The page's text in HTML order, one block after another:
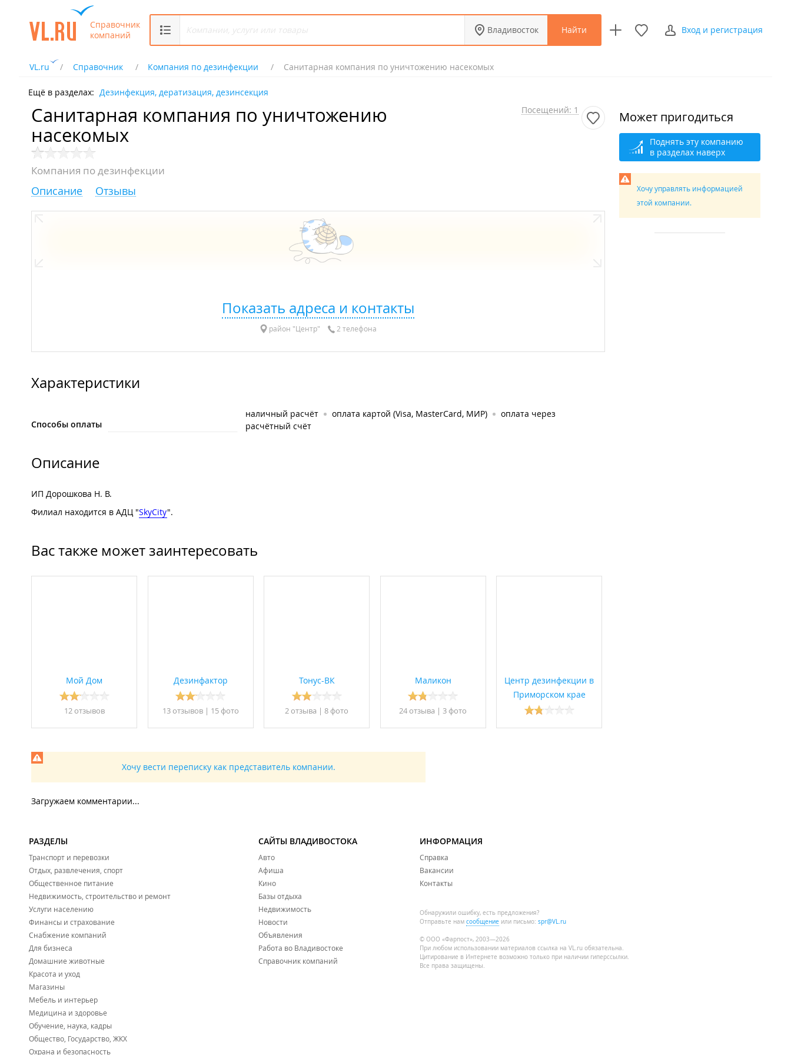
Справочник
компаний
Владивосток Найти Вход и регистрация
VL.ru Справочник Компания по дезинфекции Санитарная компания по уничтожению насекомых
Ещё в разделах: Дезинфекция, дератизация, дезинсекция
Санитарная компания по уничтожению
насекомых
Компания по дезинфекции
Посещений: 1
Описание Отзывы
Показать адреса и контакты
район "Центр" 2 телефона
Характеристики
Способы оплаты
наличный расчёт оплата картой (Visa, MasterCard, МИР)
оплата через
расчётный счёт
Описание
ИП Дорошкова Н. В.
Филиал находится в АДЦ "SkyCity".
Вас также может заинтересовать
Мой Дом
12 отзывов
Дезинфактор
13 отзывов| 15 фото
Тонус-ВК
2 отзывa | 8 фото
Маликон
24 отзывa | 3 фото
Центр дезинфекции в
Приморском крае
Хочу вести переписку как представитель компании.
Загружаем комментарии...
Может пригодиться
Поднять эту компанию
в разделах наверх
Хочу управлять информацией
этой компании.
РАЗДЕЛЫ
Транспорт и перевозки
Отдых, развлечения, спорт
Общественное питание
Недвижимость, строительство и ремонт
Услуги населению
Финансы и страхование
Снабжение компаний
Для бизнеса
Домашние животные
Красота и уход
Магазины
Мебель и интерьер
Медицина и здоровье
Обучение, наука, кадры
Общество, Государство, ЖКХ
Охрана и безопасность
САЙТЫ ВЛАДИВОСТОКА
Авто
Афиша
Кино
Базы отдыха
Недвижимость
Новости
Объявления
Работа во Владивостоке
Справочник компаний
ИНФОРМАЦИЯ
Справка
Вакансии
Контакты
Обнаружили ошибку, есть предложения?
Отправьте нам сообщение или письмо: spr@VL.ru
© ООО «Фарпост», 2003—2026
При любом использовании материалов ссылка на VL.ru обязательна.
Цитирование в Интернете возможно только при наличии гиперссылки.
Все права защищены.